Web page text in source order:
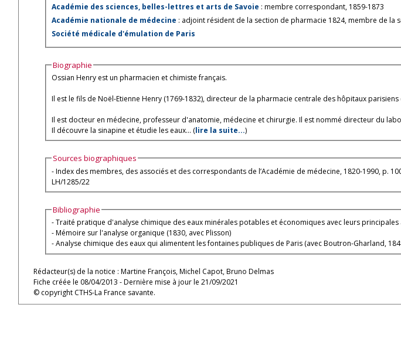
Académie des sciences, belles-lettres et arts de Savoie : membre correspondant, 1859-1873
Académie nationale de médecine : adjoint résident de la section de pharmacie 1824, membre de la
Société médicale d'émulation de Paris
Biographie
Ossian Henry est un pharmacien et chimiste français.
Il est le fils de Noël-Etienne Henry (1769-1832), directeur de la pharmacie centrale des hôpitaux
Il est docteur en médecine, professeur d'anatomie, médecine et chirurgie. Il est nommé directeur du
Il découvre la sinapine et étudie les eaux... (lire la suite...)
Sources biographiques
- Index des membres, des associés et des correspondants de l’Académie de médecine, 1820-1990, p.
LH/1285/22
Bibliographie
- Traité pratique d'analyse chimique des eaux minérales potables et économiques avec leurs
- Mémoire sur l'analyse organique (1830, avec Plisson)
- Analyse chimique des eaux qui alimentent les fontaines publiques de Paris (avec Boutron-Gharland,
Rédacteur(s) de la notice : Martine François, Michel Capot, Bruno Delmas
Fiche créée le 08/04/2013 - Dernière mise à jour le 21/09/2021
© copyright CTHS-La France savante.